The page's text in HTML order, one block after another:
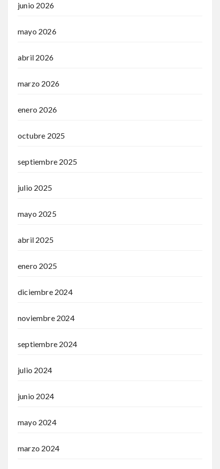
junio 2026
mayo 2026
abril 2026
marzo 2026
enero 2026
octubre 2025
septiembre 2025
julio 2025
mayo 2025
abril 2025
enero 2025
diciembre 2024
noviembre 2024
septiembre 2024
julio 2024
junio 2024
mayo 2024
marzo 2024